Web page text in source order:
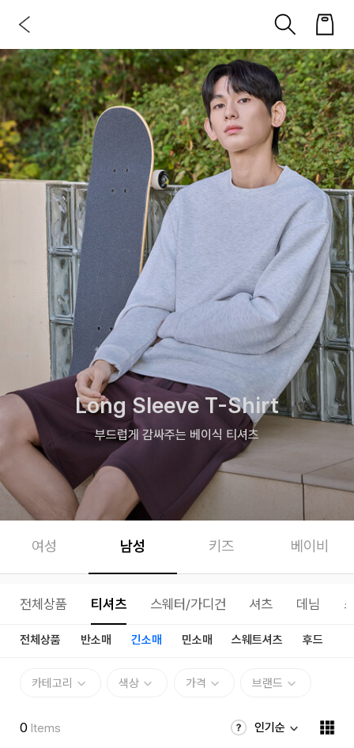
Long Sleeve T-Shirt
부드럽게 감싸주는 베이식 티셔츠
여성 남성 키즈 베이비
전체상품 티셔츠 스웨터/가디건 셔츠 데님
전체상품 반소매 긴소매 민소매 스웨트셔츠 후드
카테고리 색상 가격 브랜드
0 Items 인기순